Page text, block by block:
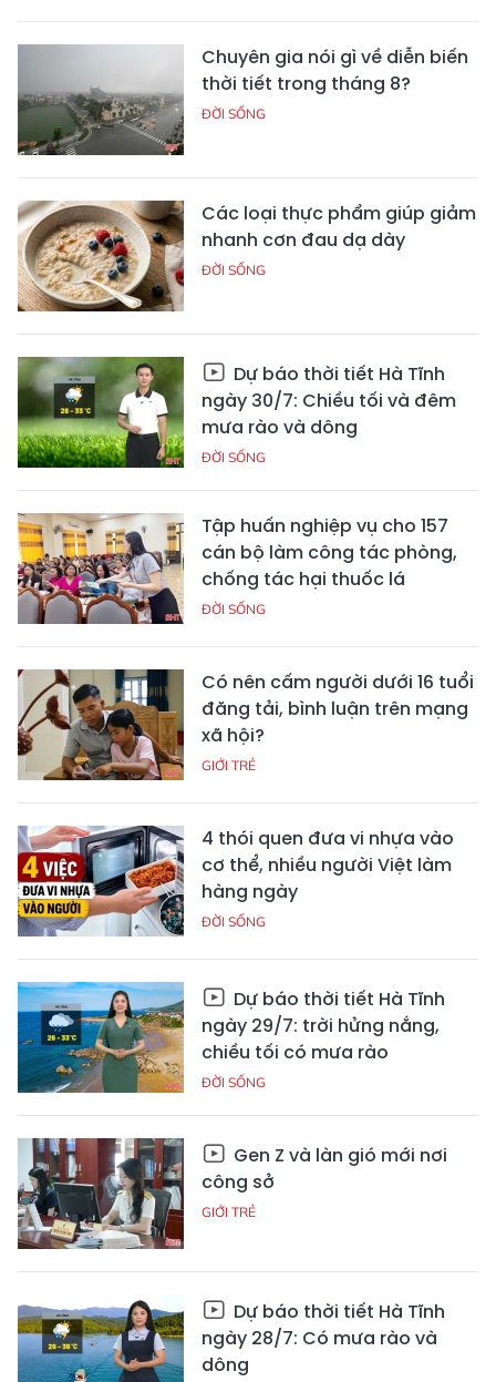
Chuyên gia nói gì về diễn biến
thời tiết trong tháng 8?
ĐỜI SỐNG
Các loại thực phẩm giúp giảm
nhanh cơn đau dạ dày
ĐỜI SỐNG
Dự báo thời tiết Hà Tĩnh
ngày 30/7: Chiều tối và đêm
mưa rào và dông
ĐỜI SỐNG
Tập huấn nghiệp vụ cho 157
cán bộ làm công tác phòng,
chống tác hại thuốc lá
ĐỜI SỐNG
Có nên cấm người dưới 16 tuổi
đăng tải, bình luận trên mạng
xã hội?
GIỚI TRẺ
4 thói quen đưa vi nhựa vào
cơ thể, nhiều người Việt làm
hàng ngày
ĐỜI SỐNG
Dự báo thời tiết Hà Tĩnh
ngày 29/7: trời hửng nắng,
chiều tối có mưa rào
ĐỜI SỐNG
Gen Z và làn gió mới nơi
công sở
GIỚI TRẺ
Dự báo thời tiết Hà Tĩnh
ngày 28/7: Có mưa rào và
dông